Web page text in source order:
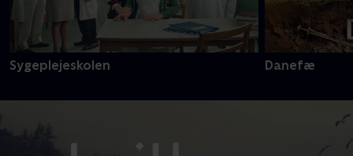
Sygeplejeskolen Danefæ